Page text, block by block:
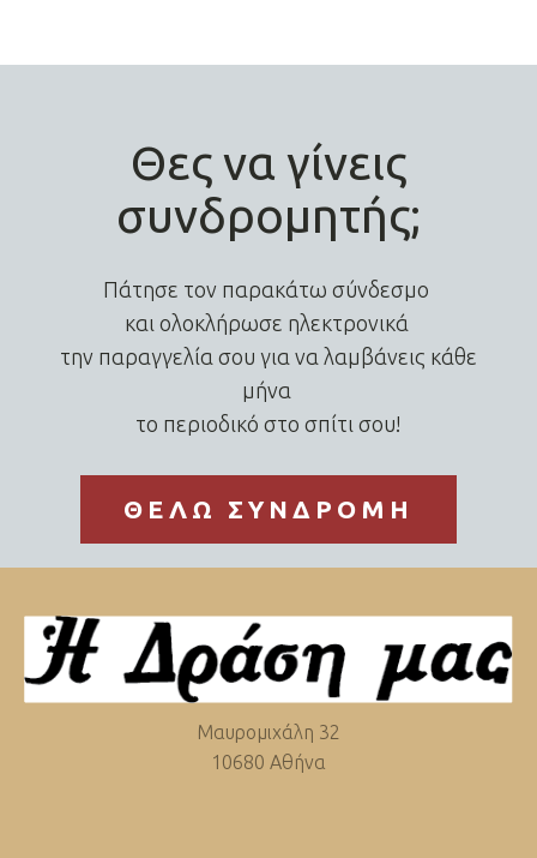
Θες να γίνεις
συνδρομητής;
Πάτησε τον παρακάτω σύνδεσμο
και ολοκλήρωσε ηλεκτρονικά
την παραγγελία σου για να λαμβάνεις κάθε
μήνα
το περιοδικό στο σπίτι σου!
ΘΕΛΩ ΣΥΝΔΡΟΜΗ
Μαυρομιχάλη 32
10680 Αθήνα